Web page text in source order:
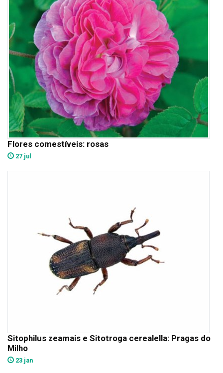
Flores comestíveis: rosas
27 jul
Sitophilus zeamais e Sitotroga cerealella: Pragas do
Milho
23 jan